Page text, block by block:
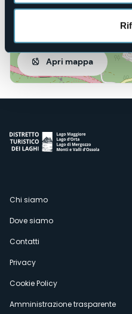
Apri mappa
Menù
secondario
Chi siamo
Dove siamo
Contatti
Privacy
Cookie Policy
Amministrazione trasparente